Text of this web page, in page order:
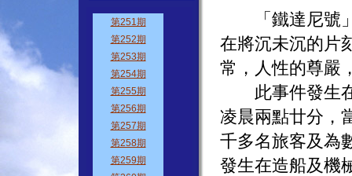
「鐵達尼號」
在將沉未沉的片
常，人性的尊嚴
此事件發生在
凌晨兩點廿分，
千多名旅客及為
發生在造船及機